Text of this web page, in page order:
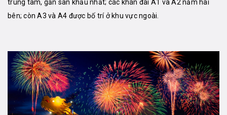
trung tâm, gần sân khấu nhất; các khán đài A1 và A2 nằm hai
bên; còn A3 và A4 được bố trí ở khu vực ngoài.